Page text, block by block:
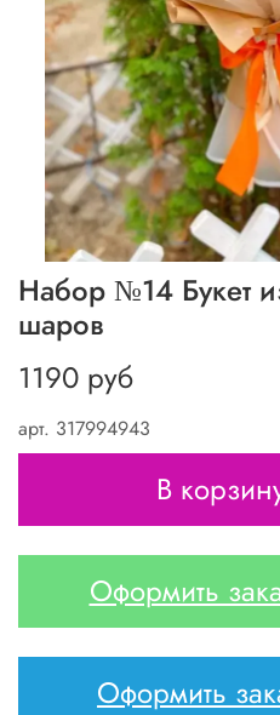
арт. 317994943
Набор №14 Букет
шаров
1190 руб
В
Оформить
Оформить